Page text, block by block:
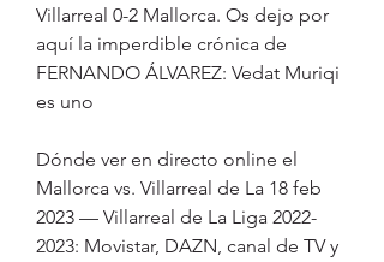
Villarreal 0-2 Mallorca. Os dejo por
aquí la imperdible crónica de
FERNANDO ÁLVAREZ: Vedat Muriqi
es uno
Dónde ver en directo online el
Mallorca vs. Villarreal de La 18 feb
2023 — Villarreal de La Liga 2022-
2023: Movistar, DAZN, canal de TV y